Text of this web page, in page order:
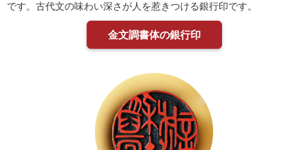
です。古代文の味わい深さが人を惹きつける銀行印です。
金文調書体の銀行印